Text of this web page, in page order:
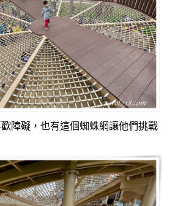
障礙，也有這個蜘蛛網讓他們挑戰